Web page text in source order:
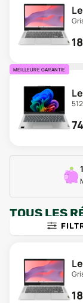
MEILLEURE GARANTIE
TOUS LES